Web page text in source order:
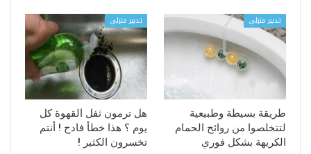
تدبير منزلي
طريقة بسيطة وطبيعية
لتتخلصوا من روائح الحمام
الكريهة بشكل فوري
تدبير منزلي
هل ترمون ثفل القهوة كل
يوم ؟ هذا خطأ فادح ! أنتم
تخسرون الكثير !